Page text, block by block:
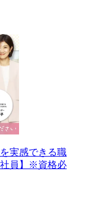
実感できる職
員】※資格必